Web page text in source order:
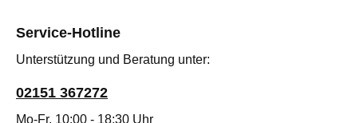
Service-Hotline
Unterstützung und Beratung unter:
02151 367272
Mo-Fr, 10:00 - 18:30 Uhr